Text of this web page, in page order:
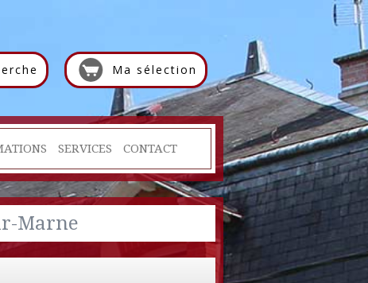
Ma sélection
SERVICES CONTACT
Marne